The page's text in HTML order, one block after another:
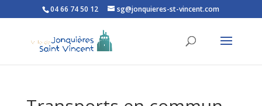
Ouvrir la barre d’outils
04 66 74 50 12 sg@jonquieres-st-vincent.com